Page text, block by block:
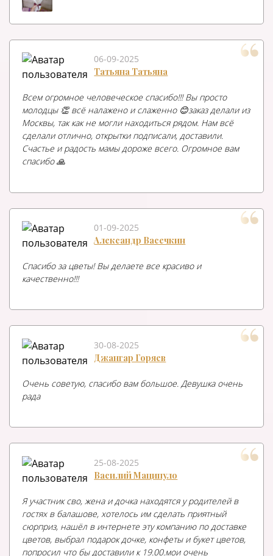
06-09-2025
Татьяна Татьяна
Всем огромное человеческое спасибо!!! Вы просто
молодцы 👏 всё налажено и слаженно 😊заказ делали из
Москвы, так как не могли находиться рядом. Нам всё
сделали отлично, открытки подписали, доставили.
Счастье и радость мамы дороже всего. Огромное вам
спасибо 🙏
01-09-2025
Александр Васечкин
Спасибо за цветы! Вы делаете все красиво и
качественно!!!
30-08-2025
Джангар Горяев
Очень советую, спасибо вам большое. Девушка очень
рада
25-08-2025
Василий Маципуло
Я участник сво, жена и дочка находятся у родителей в
гостях в балашове, хотелось им сделать приятный
сюрприз, нашёл в интернете эту компанию по доставке
цветов, выбрал подарок дочке, конфеты и букет цветов,
попросил что бы доставили к 19.00.мои очень